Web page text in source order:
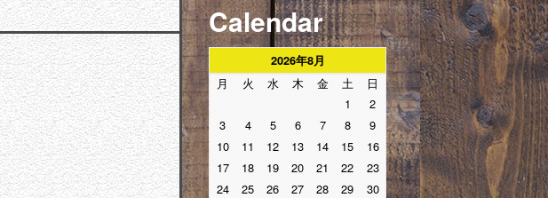
Calendar
2026年8月
月 火 水 木 金 土
日
1
2
3
4 5 6 7 8
9
10
11 12 13 14 15
16
17
18 19 20 21 22
23
24
25 26 27 28 29
30